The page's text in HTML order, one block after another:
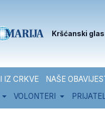
Kršćanski
IZ CRKVE NAŠE
VOLONTERI